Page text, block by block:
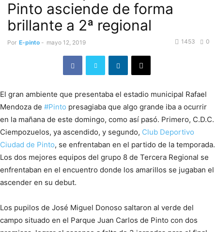
Pinto asciende de forma
brillante a 2ª regional
Por E-pinto - mayo 12, 2019 0
1453
El gran ambiente que presentaba el estadio municipal Rafael
Mendoza de #Pinto presagiaba que algo grande iba a ocurrir
en la mañana de este domingo, como así pasó. Primero, C.D.C.
Ciempozuelos, ya ascendido, y segundo, Club Deportivo
Ciudad de Pinto, se enfrentaban en el partido de la temporada.
Los dos mejores equipos del grupo 8 de Tercera Regional se
enfrentaban en el encuentro donde los amarillos se jugaban el
ascender en su debut.
Los pupilos de José Miguel Donoso saltaron al verde del
campo situado en el Parque Juan Carlos de Pinto con dos